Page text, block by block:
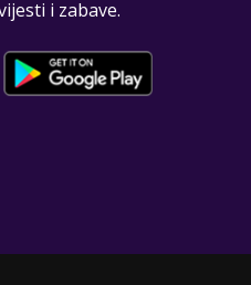
i zabave.